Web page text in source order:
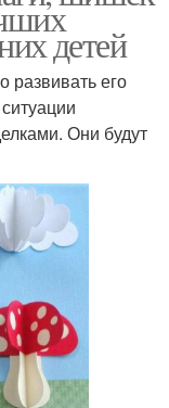
детей
развивать его
Они будут